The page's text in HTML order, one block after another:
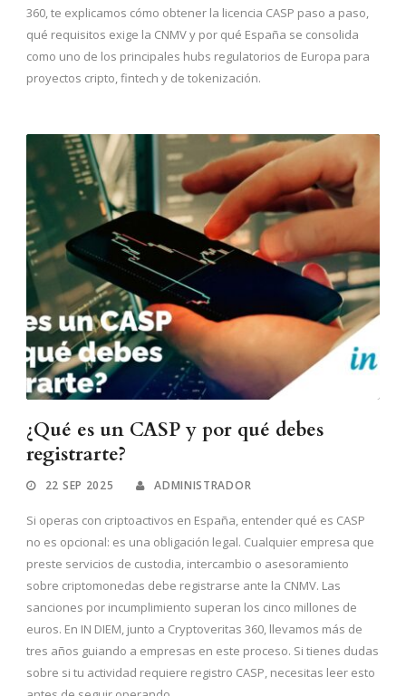
360, te explicamos cómo obtener la licencia CASP paso a paso,
qué requisitos exige la CNMV y por qué España se consolida
como uno de los principales hubs regulatorios de Europa para
proyectos cripto, fintech y de tokenización.
¿Qué es un CASP y por qué debes
registrarte?
22 SEP 2025 ADMINISTRADOR
Si operas con criptoactivos en España, entender qué es CASP
no es opcional: es una obligación legal. Cualquier empresa que
preste servicios de custodia, intercambio o asesoramiento
sobre criptomonedas debe registrarse ante la CNMV. Las
sanciones por incumplimiento superan los cinco millones de
euros. En IN DIEM, junto a Cryptoveritas 360, llevamos más de
tres años guiando a empresas en este proceso. Si tienes dudas
sobre si tu actividad requiere registro CASP, necesitas leer esto